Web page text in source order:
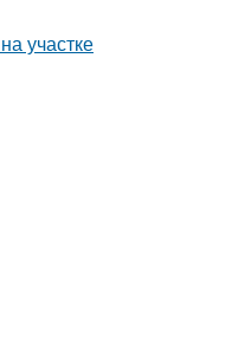
участке